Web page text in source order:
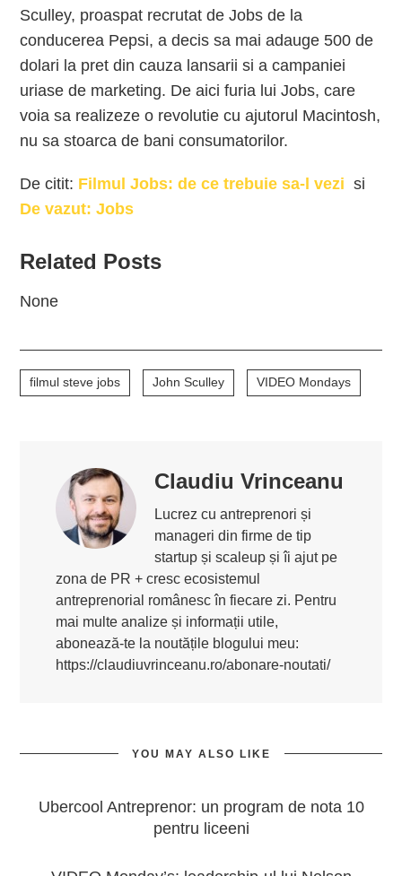
Sculley, proaspat recrutat de Jobs de la
conducerea Pepsi, a decis sa mai adauge 500 de
dolari la pret din cauza lansarii si a campaniei
uriase de marketing. De aici furia lui Jobs, care
voia sa realizeze o revolutie cu ajutorul Macintosh,
nu sa stoarca de bani consumatorilor.
De citit: Filmul Jobs: de ce trebuie sa-l vezi si
De vazut: Jobs
Related Posts
None
filmul steve jobs John Sculley VIDEO Mondays
Claudiu Vrinceanu
Lucrez cu antreprenori și
manageri din firme de tip
startup și scaleup și îi ajut pe
zona de PR + cresc ecosistemul
antreprenorial românesc în fiecare zi. Pentru
mai multe analize și informații utile,
abonează-te la noutățile blogului meu:
https://claudiuvrinceanu.ro/abonare-noutati/
YOU MAY ALSO LIKE
Ubercool Antreprenor: un program de nota 10
pentru liceeni